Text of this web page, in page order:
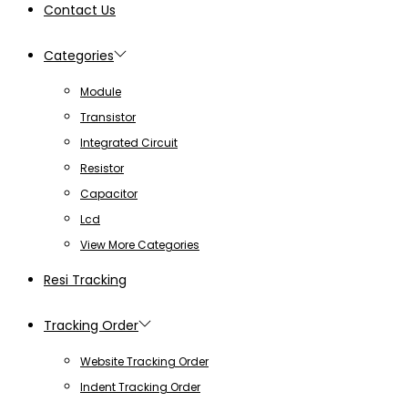
Contact Us
Categories
Module
Transistor
Integrated Circuit
Resistor
Capacitor
Lcd
View More Categories
Resi Tracking
Tracking Order
Website Tracking Order
Indent Tracking Order